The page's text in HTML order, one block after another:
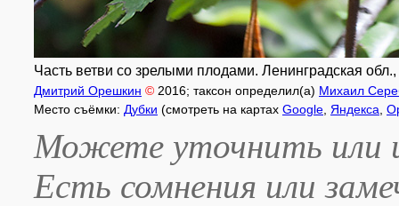
Часть ветви со зрелыми плодами. Ленинградская
Дмитрий Орешкин © 2016; таксон определил(а) Михаил
Место съёмки: Дубки (смотреть на картах Google Яндекса
Можете уточнить или
Есть сомнения или